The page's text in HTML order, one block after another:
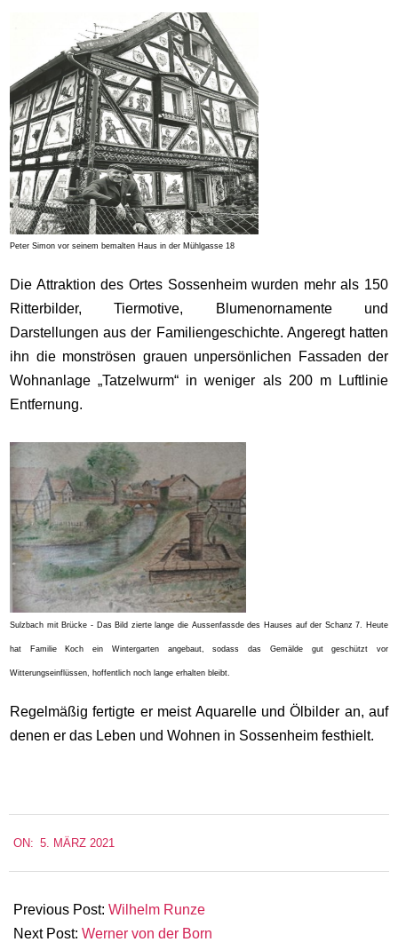
Peter Simon vor seinem bemalten Haus in der Mühlgasse 18
Die Attraktion des Ortes Sossenheim wurden mehr als 150
Ritterbilder, Tiermotive, Blumenornamente und
Darstellungen aus der Familiengeschichte. Angeregt hatten
ihn die monströsen grauen unpersönlichen Fassaden der
Wohnanlage „Tatzelwurm“ in weniger als 200 m Luftlinie
Entfernung.
Sulzbach mit Brücke - Das Bild zierte lange die Aussenfassde des Hauses auf der Schanz 7. Heute
hat Familie Koch ein Wintergarten angebaut, sodass das Gemälde gut geschützt vor
Witterungseinflüssen, hoffentlich noch lange erhalten bleibt.
Regelmäßig fertigte er meist Aquarelle und Ölbilder an, auf
denen er das Leben und Wohnen in Sossenheim festhielt.
03-
05
ON: 5. MÄRZ 2021
Previous Post: Wilhelm Runze
Next Post: Werner von der Born